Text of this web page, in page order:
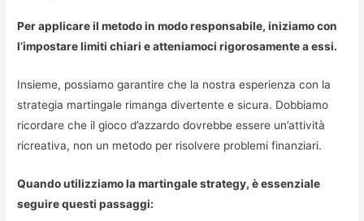
Per applicare il metodo in modo responsabile, iniziamo con
l’impostare limiti chiari e atteniamoci rigorosamente a essi.
Insieme, possiamo garantire che la nostra esperienza con la
strategia martingale rimanga divertente e sicura. Dobbiamo
ricordare che il gioco d’azzardo dovrebbe essere un’attività
ricreativa, non un metodo per risolvere problemi finanziari.
Quando utilizziamo la martingale strategy, è essenziale
seguire questi passaggi: